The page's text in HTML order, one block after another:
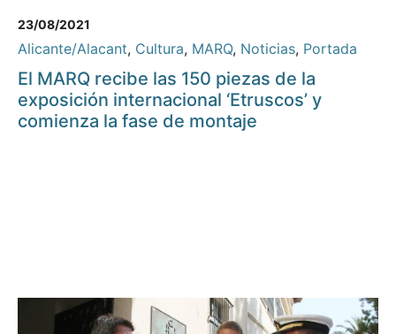
23/08/2021
Alicante/Alacant, Cultura, MARQ, Noticias, Portada
El MARQ recibe las 150 piezas de la
exposición internacional ‘Etruscos’ y
comienza la fase de montaje